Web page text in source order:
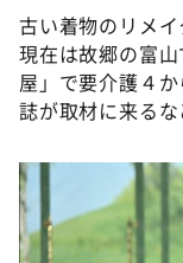
ポツンと一軒
ザキ山小屋本
ぺこぱのまる
古い着物のリメイ
現在は故郷の富
屋」で要介護４
誌が取材に来るな